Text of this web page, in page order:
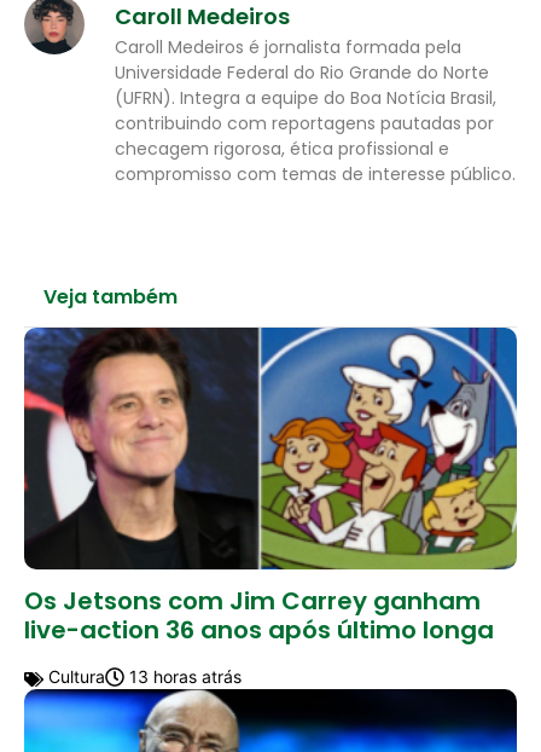
Caroll Medeiros
Caroll Medeiros é jornalista formada pela
Universidade Federal do Rio Grande do Norte
(UFRN). Integra a equipe do Boa Notícia Brasil,
contribuindo com reportagens pautadas por
checagem rigorosa, ética profissional e
compromisso com temas de interesse público.
Veja também
Os Jetsons com Jim Carrey ganham
live-action 36 anos após último longa
Cultura 13 horas atrás